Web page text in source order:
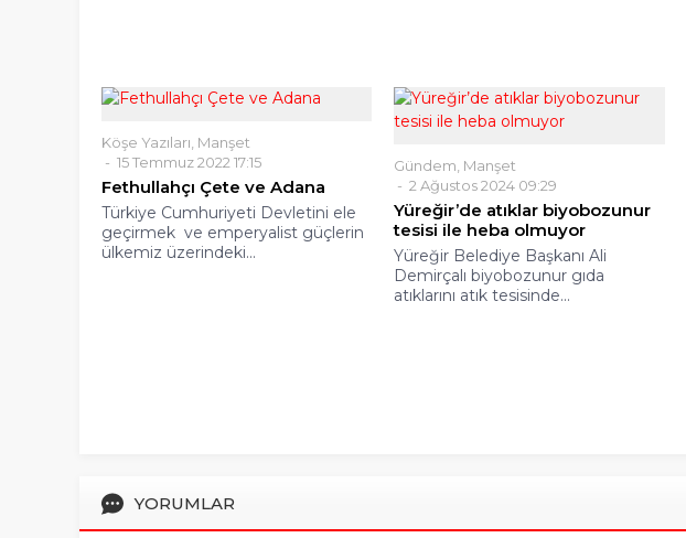
Köşe Yazıları Manşet
15 Temmuz 2022 17:15
Fethullahçı Çete ve Adana
Türkiye Cumhuriyeti Devletini ele
geçirmek ve emperyalist güçlerin
ülkemiz üzerindeki...
Gündem Manşet
2 Ağustos 2024 09:29
Yüreğir’de atıklar biyobozunur
tesisi ile heba olmuyor
Yüreğir Belediye Başkanı Ali
Demirçalı biyobozunur gıda
atıklarını atık tesisinde...
YORUMLAR